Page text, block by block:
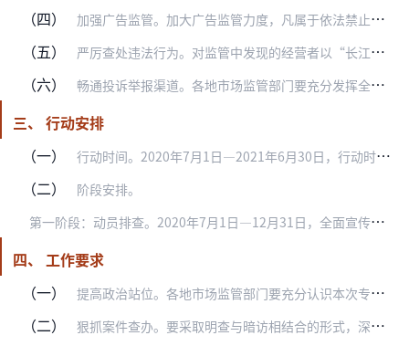
（四） 加强广告监管。加大广告监管力度，凡属于依法禁止出售、购买、利用的野生动物及其制品，一律禁止发布广告；凡属于依法禁止使用的猎捕工具，一律禁止发布广告。对监测中发现…
（五） 严厉查处违法行为。对监管中发现的经营者以“长江野生鱼”、“野生江鲜”等为噱头营销利用，对商品的来源、质量做虚假或者引人误解的商业宣传，欺骗、误导消费者，构成虚假…
（六） 畅通投诉举报渠道。各地市场监管部门要充分发挥全国“12315”平台、“12315”电话作用，畅通投诉举报渠道。鼓励社会公众积极举报相关违法线索，并根据各地实际予…
三、 行动安排
（一）
行动时间。2020年7月1日—2021年6月30日，行动时间为1年。
（二） 阶段安排。
第
一阶段：动员排查。2020年7月1日—12月31日，全面宣传动员和排查，深入摸排违法线索，组织开展对网络交易的监测和对食品生产企业、农产品批发市场、农贸市场、…
四、 工作要求
（一）
提高政治站位。各地市场监管部门要充分认识本次专项行动的重要性和紧迫性，切实提高政治站位，加强组织领导。要开展专题研究，制定实施方案，细化工作措施，分解工作责任，…
（二） 狠抓案件查办。要采取明查与暗访相结合的形式，深入摸排一批案件线索，深挖违法链条和网络，集中力量查办一批大案要案。涉嫌犯罪的，移送公安机关依法查处，切实加大打击力…